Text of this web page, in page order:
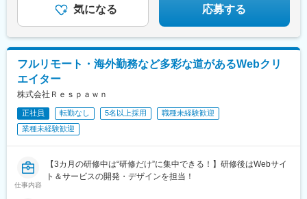
駅、銀座駅、井の頭公園駅、大崎広小路駅、代官山駅、下神明
幸町駅、岩本町駅、京急蒲田駅、京成上野駅、御成門駅、銀座一
丁目駅、西日暮里駅(舎人ライナー)、高輪台駅、芝公園駅、白金高
輪駅、水道橋駅、立川南駅、新桜台駅、九品仏駅、菊川駅(東京
都)、本郷三丁目駅、茅場町駅、新代田駅
気になる 応募する
フルリモート・海外勤務など多彩な道があるWebクリ
エイター
株式会社Ｒｅｓｐａｗｎ
正社員 転勤なし 5名以上採用
職種未経験歓迎
業種未経験歓迎
仕事内容
【3カ月の研修中は“研修だけ”に集中できる！】研修後はWebサイ
ト＆サービスの開発・デザインを担当！